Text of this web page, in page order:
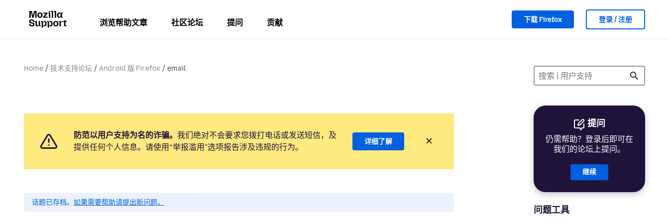
浏览帮助文章 社区论坛 提问 贡献 下载 Firefox 登录 / 注册
Home 技术支持论坛 Android 版 Firefox email
提问
仍需帮助？登录后即可在
我们的论坛上提问。
继续
问题工具
防范以用户支持为名的诈骗。 我们绝对不会要求您拨打电话或发送短信，及
提供任何个人信息。请使用“举报滥用”选项报告涉及违规的行为。
详细了解
话题已存档。 如果需要帮助请提出新问题。